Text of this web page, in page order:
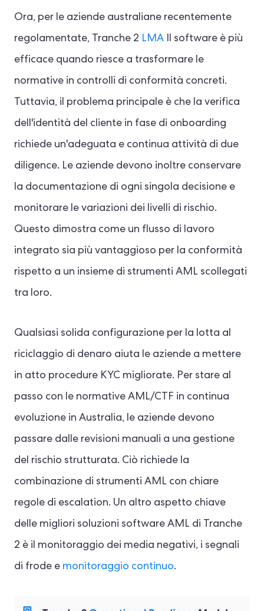
Ora, per le aziende australiane recentemente
regolamentate, Tranche 2 LMA Il software è più
efficace quando riesce a trasformare le
normative in controlli di conformità concreti.
Tuttavia, il problema principale è che la verifica
dell'identità del cliente in fase di onboarding
richiede un'adeguata e continua attività di due
diligence. Le aziende devono inoltre conservare
la documentazione di ogni singola decisione e
monitorare le variazioni dei livelli di rischio.
Questo dimostra come un flusso di lavoro
integrato sia più vantaggioso per la conformità
rispetto a un insieme di strumenti AML scollegati
tra loro.
Qualsiasi solida configurazione per la lotta al
riciclaggio di denaro aiuta le aziende a mettere
in atto procedure KYC migliorate. Per stare al
passo con le normative AML/CTF in continua
evoluzione in Australia, le aziende devono
passare dalle revisioni manuali a una gestione
del rischio strutturata. Ciò richiede la
combinazione di strumenti AML con chiare
regole di escalation. Un altro aspetto chiave
delle migliori soluzioni software AML di Tranche
2 è il monitoraggio dei media negativi, i segnali
di frode e monitoraggio continuo.